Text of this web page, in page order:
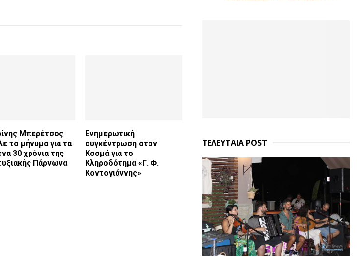
Μπερέτσος
το μήνυμα για τα
30 χρόνια της
Πάρνωνα
Ενημερωτική
συγκέντρωση στον
Κοσμά για το
Κληροδότημα «Γ. Φ.
Κοντογιάννης»
ΤΕΛΕΥΤΑΙΑ POST